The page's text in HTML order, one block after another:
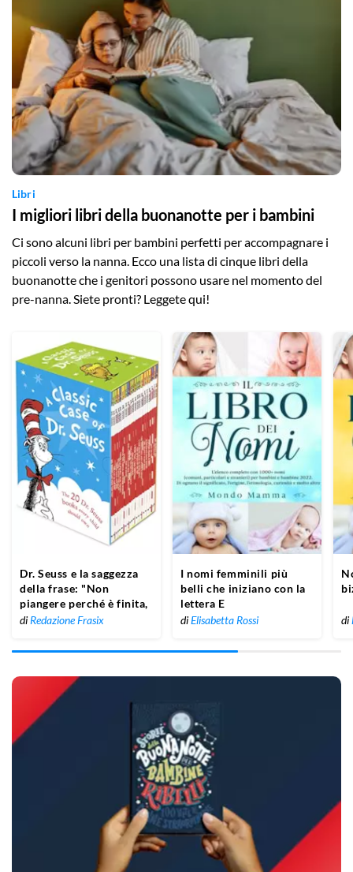
Libri
I migliori libri della buonanotte per i bambini
Ci sono alcuni libri per bambini perfetti per accompagnare i
piccoli verso la nanna. Ecco una lista di cinque libri della
buonanotte che i genitori possono usare nel momento del
pre-nanna. Siete pronti? Leggete qui!
Dr. Seuss e la saggezza
della frase: "Non
piangere perché è finita,
sorridi perché è
di Redazione Frasix
I nomi femminili più
belli che iniziano con la
lettera E
diElisabetta Rossi di